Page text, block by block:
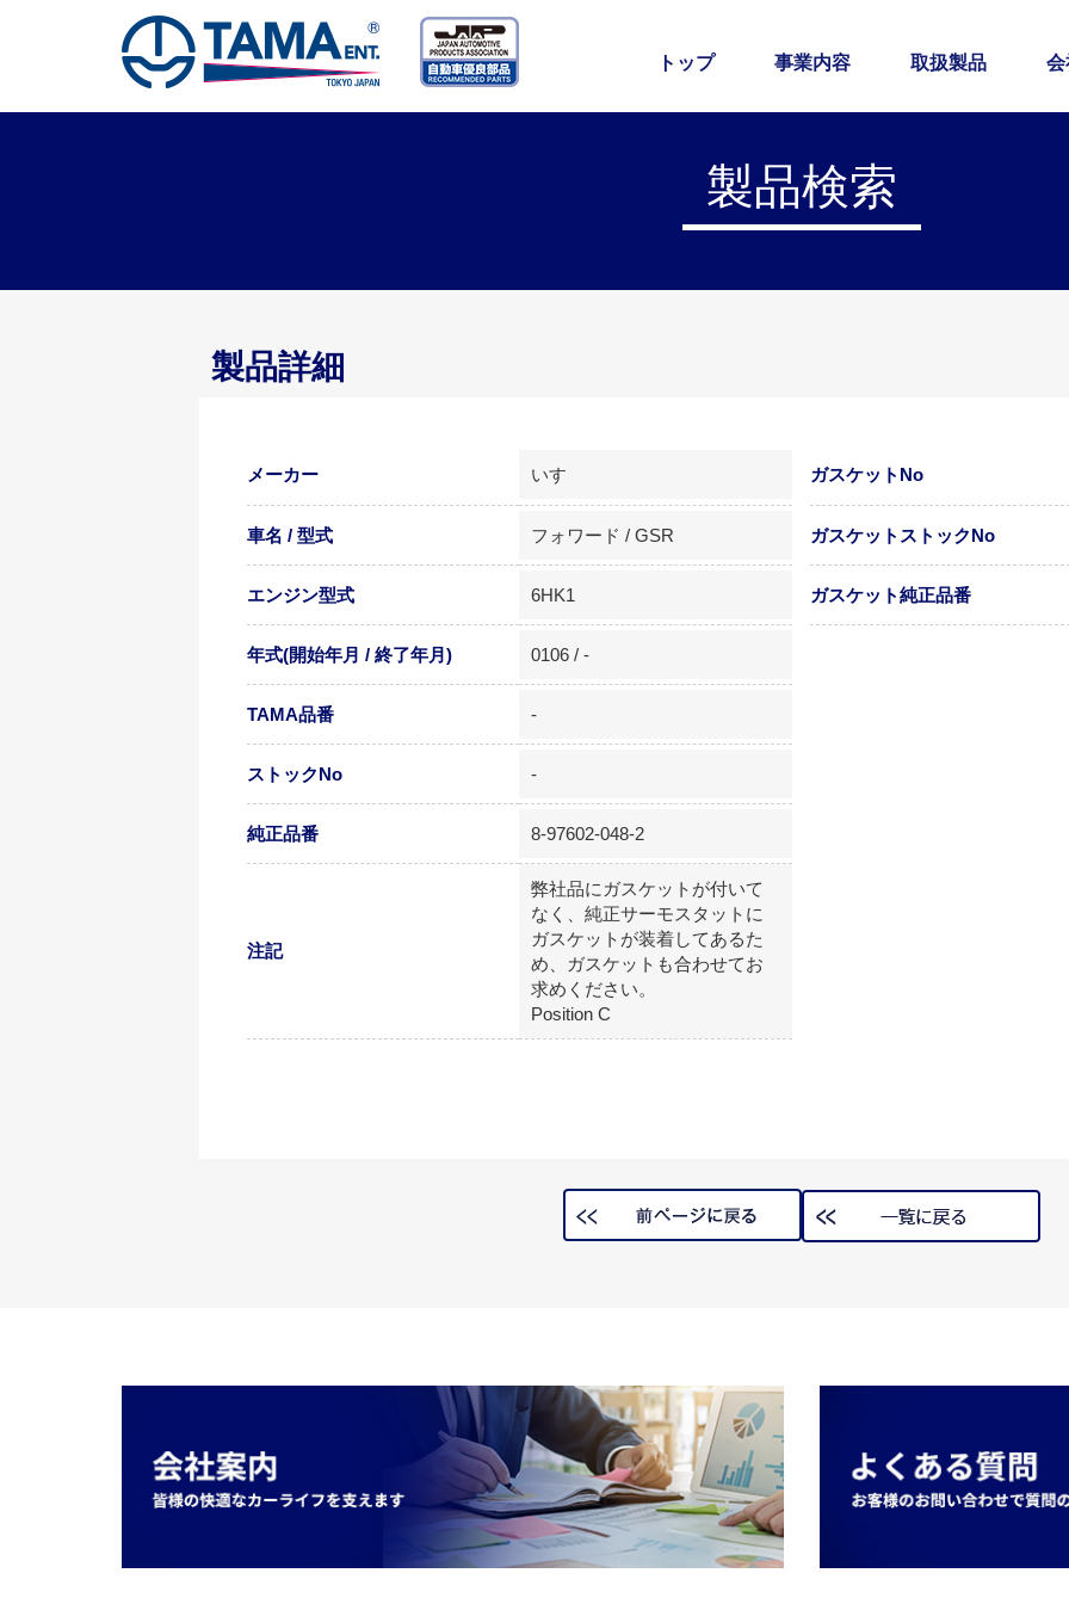
トップ 事業内容 取扱製品 会
製品検索
製品詳細
メーカー いすゞ
車名 / 型式 フォワード / GSR
エンジン型式 6HK1
年式(開始年月 / 終了年月) 0106 / -
TAMA品番 -
ストックNo -
純正品番 8-97602-048-2
注記
弊社品にガスケットが付いて
なく、純正サーモスタットに
ガスケットが装着してあるた
め、ガスケットも合わせてお
求めください。
Position C
ガスケットNo
ガスケットストックNo
ガスケット純正品番